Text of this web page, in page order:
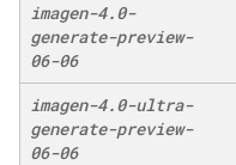
imagen-4.0-
generate-preview-
06-06
imagen-4.0-ultra-
generate-preview-
06-06